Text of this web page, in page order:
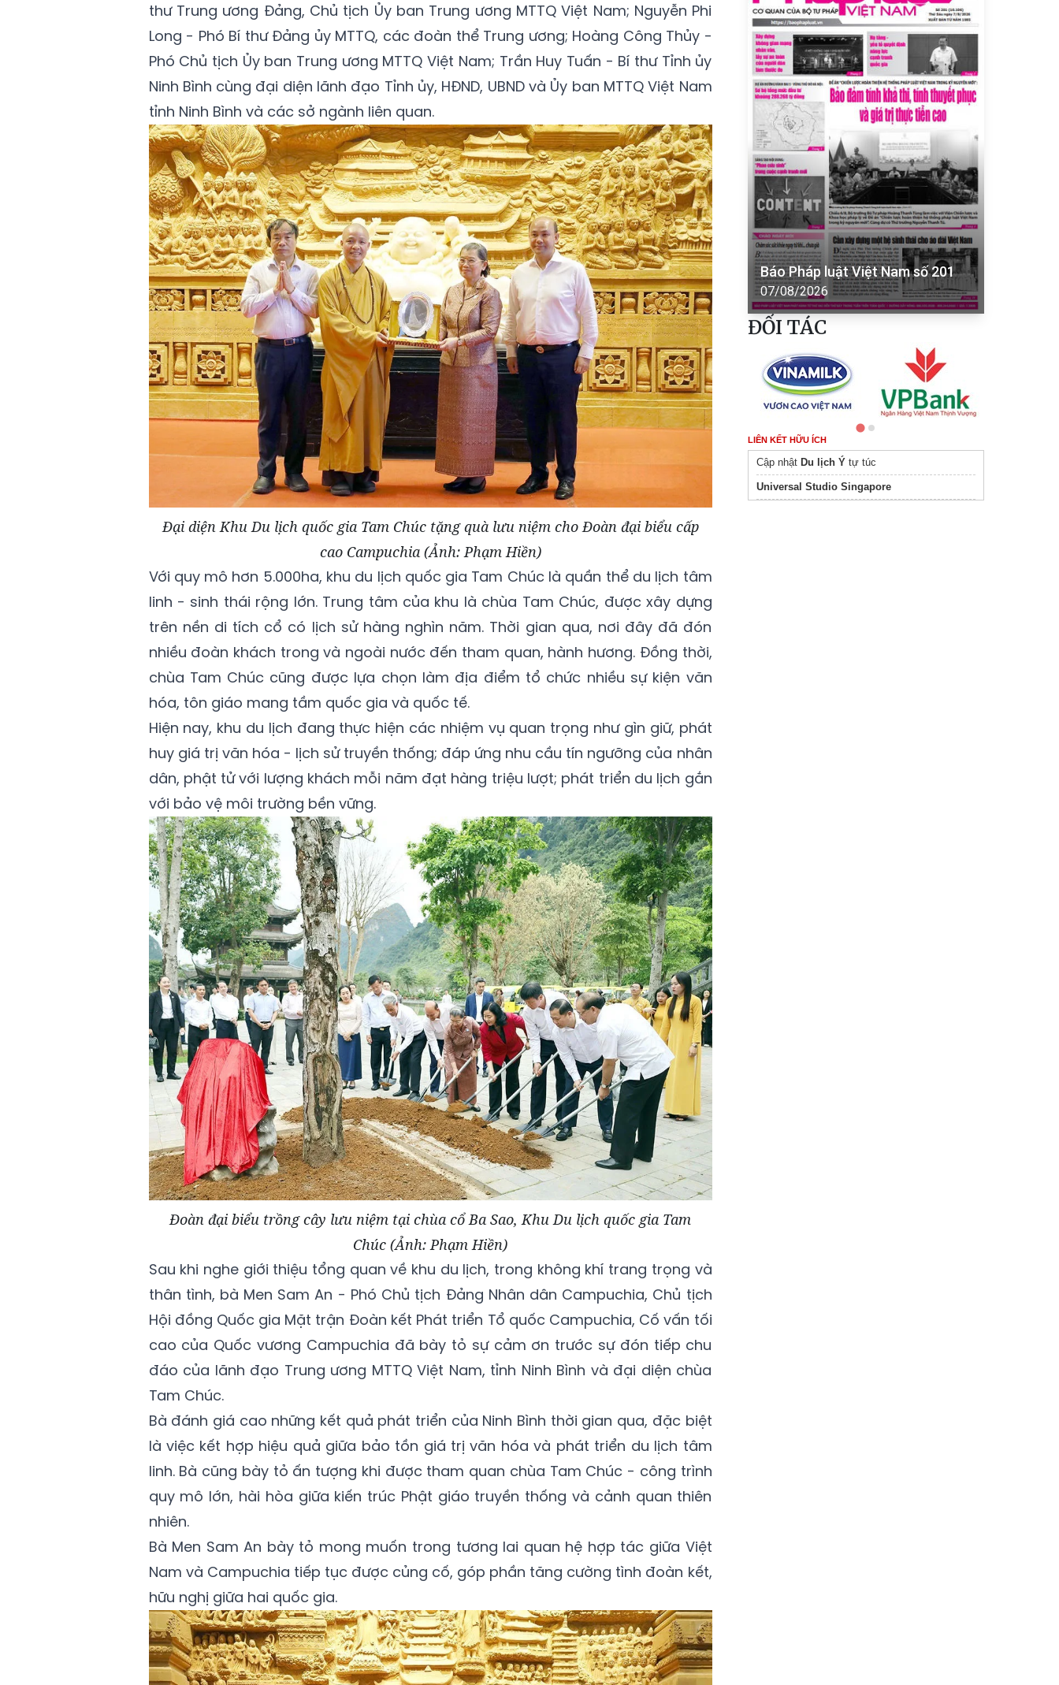
thư Trung ương Đảng, Chủ tịch Ủy ban Trung ương MTTQ Việt Nam; Nguyễn Phi
Long - Phó Bí thư Đảng ủy MTTQ, các đoàn thể Trung ương; Hoàng Công Thủy -
Phó Chủ tịch Ủy ban Trung ương MTTQ Việt Nam; Trần Huy Tuấn - Bí thư Tỉnh ủy
Ninh Bình cùng đại diện lãnh đạo Tỉnh ủy, HĐND, UBND và Ủy ban MTTQ Việt Nam
tỉnh Ninh Bình và các sở ngành liên quan.
Đại diện Khu Du lịch quốc gia Tam Chúc tặng quà lưu niệm cho Đoàn đại biểu cấp
cao Campuchia (Ảnh: Phạm Hiền)
Với quy mô hơn 5.000ha, khu du lịch quốc gia Tam Chúc là quần thể du lịch tâm
linh - sinh thái rộng lớn. Trung tâm của khu là chùa Tam Chúc, được xây dựng
trên nền di tích cổ có lịch sử hàng nghìn năm. Thời gian qua, nơi đây đã đón
nhiều đoàn khách trong và ngoài nước đến tham quan, hành hương. Đồng thời,
chùa Tam Chúc cũng được lựa chọn làm địa điểm tổ chức nhiều sự kiện văn
hóa, tôn giáo mang tầm quốc gia và quốc tế.
Hiện nay, khu du lịch đang thực hiện các nhiệm vụ quan trọng như gìn giữ, phát
huy giá trị văn hóa - lịch sử truyền thống; đáp ứng nhu cầu tín ngưỡng của nhân
dân, phật tử với lượng khách mỗi năm đạt hàng triệu lượt; phát triển du lịch gắn
với bảo vệ môi trường bền vững.
Đoàn đại biểu trồng cây lưu niệm tại chùa cổ Ba Sao, Khu Du lịch quốc gia Tam
Chúc (Ảnh: Phạm Hiền)
Sau khi nghe giới thiệu tổng quan về khu du lịch, trong không khí trang trọng và
thân tình, bà Men Sam An - Phó Chủ tịch Đảng Nhân dân Campuchia, Chủ tịch
Hội đồng Quốc gia Mặt trận Đoàn kết Phát triển Tổ quốc Campuchia, Cố vấn tối
cao của Quốc vương Campuchia đã bày tỏ sự cảm ơn trước sự đón tiếp chu
đáo của lãnh đạo Trung ương MTTQ Việt Nam, tỉnh Ninh Bình và đại diện chùa
Tam Chúc.
Bà đánh giá cao những kết quả phát triển của Ninh Bình thời gian qua, đặc biệt
là việc kết hợp hiệu quả giữa bảo tồn giá trị văn hóa và phát triển du lịch tâm
linh. Bà cũng bày tỏ ấn tượng khi được tham quan chùa Tam Chúc - công trình
quy mô lớn, hài hòa giữa kiến trúc Phật giáo truyền thống và cảnh quan thiên
nhiên.
Bà Men Sam An bày tỏ mong muốn trong tương lai quan hệ hợp tác giữa Việt
Nam và Campuchia tiếp tục được củng cố, góp phần tăng cường tình đoàn kết,
hữu nghị giữa hai quốc gia.
Báo Pháp luật Việt Nam số 201
07/08/2026
ĐỐI TÁC
LIÊN KẾT HỮU ÍCH
Cập nhật Du lịch Ý tự túc
Universal Studio Singapore